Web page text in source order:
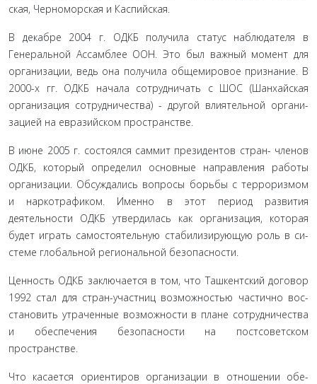
ская, Черноморская и Каспийская.
В декабре 2004 г. ОДКБ получила статус наблюдателя в
Генеральной Ассамблее ООН. Это был важный момент для
организации, ведь она получила общемировое признание. В
2000-х гг. ОДКБ начала сотрудничать с ШОС (Шанхайская
организация сотрудничества) - другой влиятельной органи­
зацией на евразийском пространстве.
В июне 2005 г. состоялся саммит президентов стран- членов
ОДКБ, который определил основные направления работы
организации. Обсуждались вопросы борьбы с терро­ризмом
и наркотрафиком. Именно в этот период развития
деятельности ОДКБ утвердилась как организация, которая
будет играть самостоятельную стабилизирующую роль в си­
стеме глобальной региональной безопасности.
Ценность ОДКБ заключается в том, что Ташкентский дого­вор
1992 стал для стран-участниц возможностью частично вос­
становить утраченные возможности в плане сотрудничества
и обеспечения безопасности на постсоветском
пространстве.
Что касается ориентиров организации в отношении обе­